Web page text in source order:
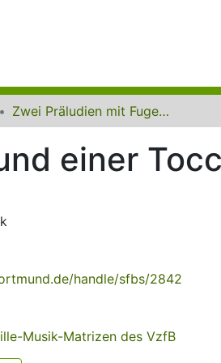
Zwei Präludien mit Fugen und einer Toccata
einer
handle/sfbs/2842
Musik-Matrizen des VzfB